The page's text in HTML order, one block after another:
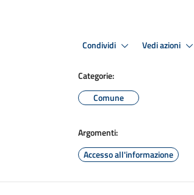
Condividi Vedi azioni
Categorie:
Comune
Argomenti:
Accesso all'informazione